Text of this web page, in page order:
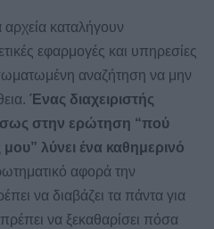
καταλήγουν
εφαρμογές και υπηρεσίες
αναζήτηση να μην
Ένας διαχειριστής
στην ερώτηση “πού
μου” λύνει ένα καθημερινό
αφορά την
να διαβάζει τα πάντα για
να ξεκαθαρίσει πόσα